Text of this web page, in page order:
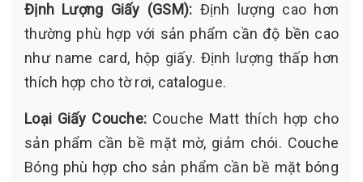
Định Lượng Giấy (GSM): Định lượng cao hơn
thường phù hợp với sản phẩm cần độ bền cao
như name card, hộp giấy. Định lượng thấp hơn
thích hợp cho tờ rơi, catalogue.
Loại Giấy Couche: Couche Matt thích hợp cho
sản phẩm cần bề mặt mờ, giảm chói. Couche
Bóng phù hợp cho sản phẩm cần bề mặt bóng